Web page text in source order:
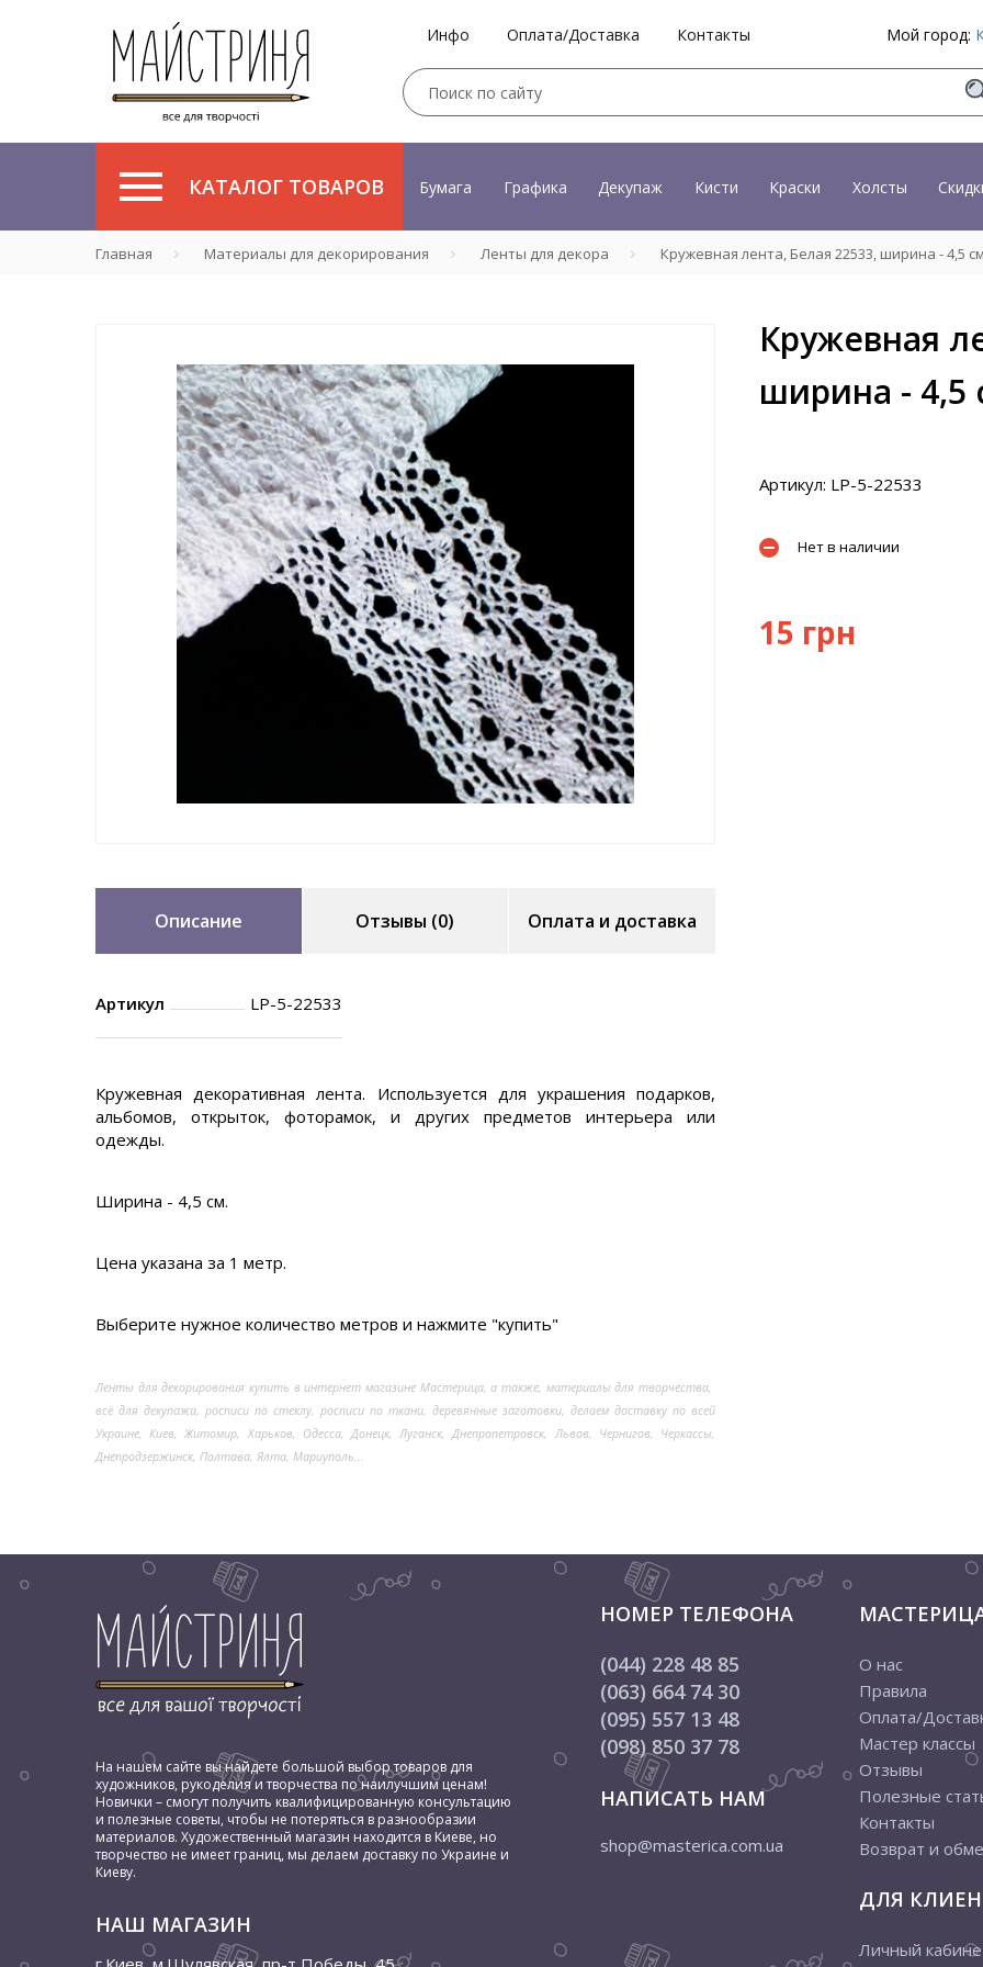
Инфо Оплата/Доставка Контакты Мой город:
КАТАЛОГ ТОВАРОВ Бумага Графика Декупаж Кисти Краски Холсты
Главная Материалы для декорирования Ленты для декора Кружевная лента, Белая 22533, ширина - 4,5
Описание Отзывы (0) Оплата и доставка
Артикул LP-5-22533
Кружевная декоративная лента. Используется для украшения подарков,
альбомов, открыток, фоторамок, и других предметов интерьера или
одежды.
Ширина - 4,5 см.
Цена указана за 1 метр.
Выберите нужное количество метров и нажмите "купить"
Ленты для декорирования купить в интернет магазине Мастерица, а также, материалы для творчества,
всё для декупажа, росписи по стеклу, росписи по ткани, деревянные заготовки, делаем доставку по всей
Украине, Киев, Житомир, Харьков, Одесса, Донецк, Луганск, Днепропетровск, Львов, Чернигов, Черкассы,
Днепродзержинск, Полтава, Ялта, Мариуполь...
Кружевная
ширина - 4,5
Артикул: LP-5-22533
Нет в наличии
15 грн
На нашем сайте вы найдете большой выбор товаров для
художников, рукоделия и творчества по наилучшим ценам!
Новички – смогут получить квалифицированную консультацию
и полезные советы, чтобы не потеряться в разнообразии
материалов. Художественный магазин находится в Киеве, но
творчество не имеет границ, мы делаем доставку по Украине и
Киеву.
НАШ МАГАЗИН
НОМЕР ТЕЛЕФОНА
(044) 228 48 85
(063) 664 74 30
(095) 557 13 48
(098) 850 37 78
НАПИСАТЬ НАМ
shop@masterica.com.ua
О нас
Правила
Оплата/
Мастер классы
Отзывы
Полезные
Контакты
Возврат и
ДЛЯ
Личный